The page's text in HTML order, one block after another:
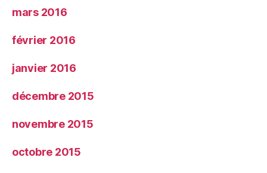
mars 2016
février 2016
janvier 2016
décembre 2015
novembre 2015
octobre 2015